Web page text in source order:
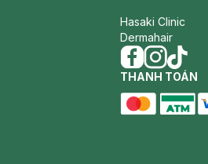
Hasaki Clinic
Dermahair
facebook
instagram
tiktok
THANH TOÁN